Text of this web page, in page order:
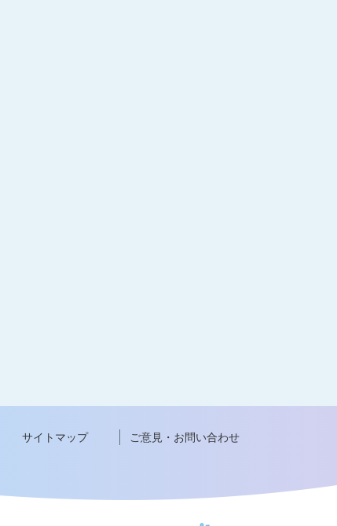
サイトマップ ご意見・お問い合わせ